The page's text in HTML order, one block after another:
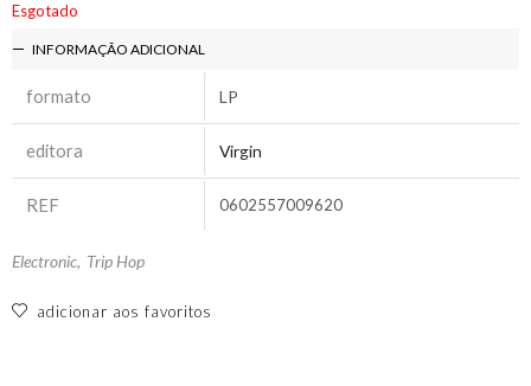
Esgotado
INFORMAÇÃO ADICIONAL
formato LP
editora Virgin
REF 0602557009620
Electronic, Trip Hop
adicionar aos favoritos